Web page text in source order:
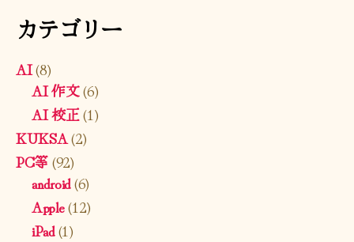
カテゴリー
AI(8)
AI 作文(6)
AI 校正(1)
KUKSA(2)
PC等(92)
android(6)
Apple(12)
iPad(1)